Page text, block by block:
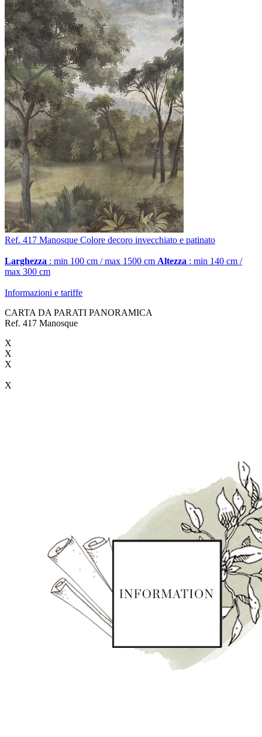
Ref. 417 Manosque Colore decoro invecchiato e patinato
Larghezza : min 100 cm / max 1500 cm Altezza : min 140 cm /
max 300 cm
Informazioni e tariffe
CARTA DA PARATI PANORAMICA
Ref. 417 Manosque
X
X
X
X